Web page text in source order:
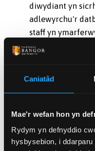
Caniatâd
Mae'r wefan hon yn
Rydym yn defnyddio
hysbysebion, i
diwydiant yn
adlewyrchu'r
staff yn
gweithio ar
cyd â'r
Yn ogystal â'r
rhagorol, cewch
diweddaraf mewn